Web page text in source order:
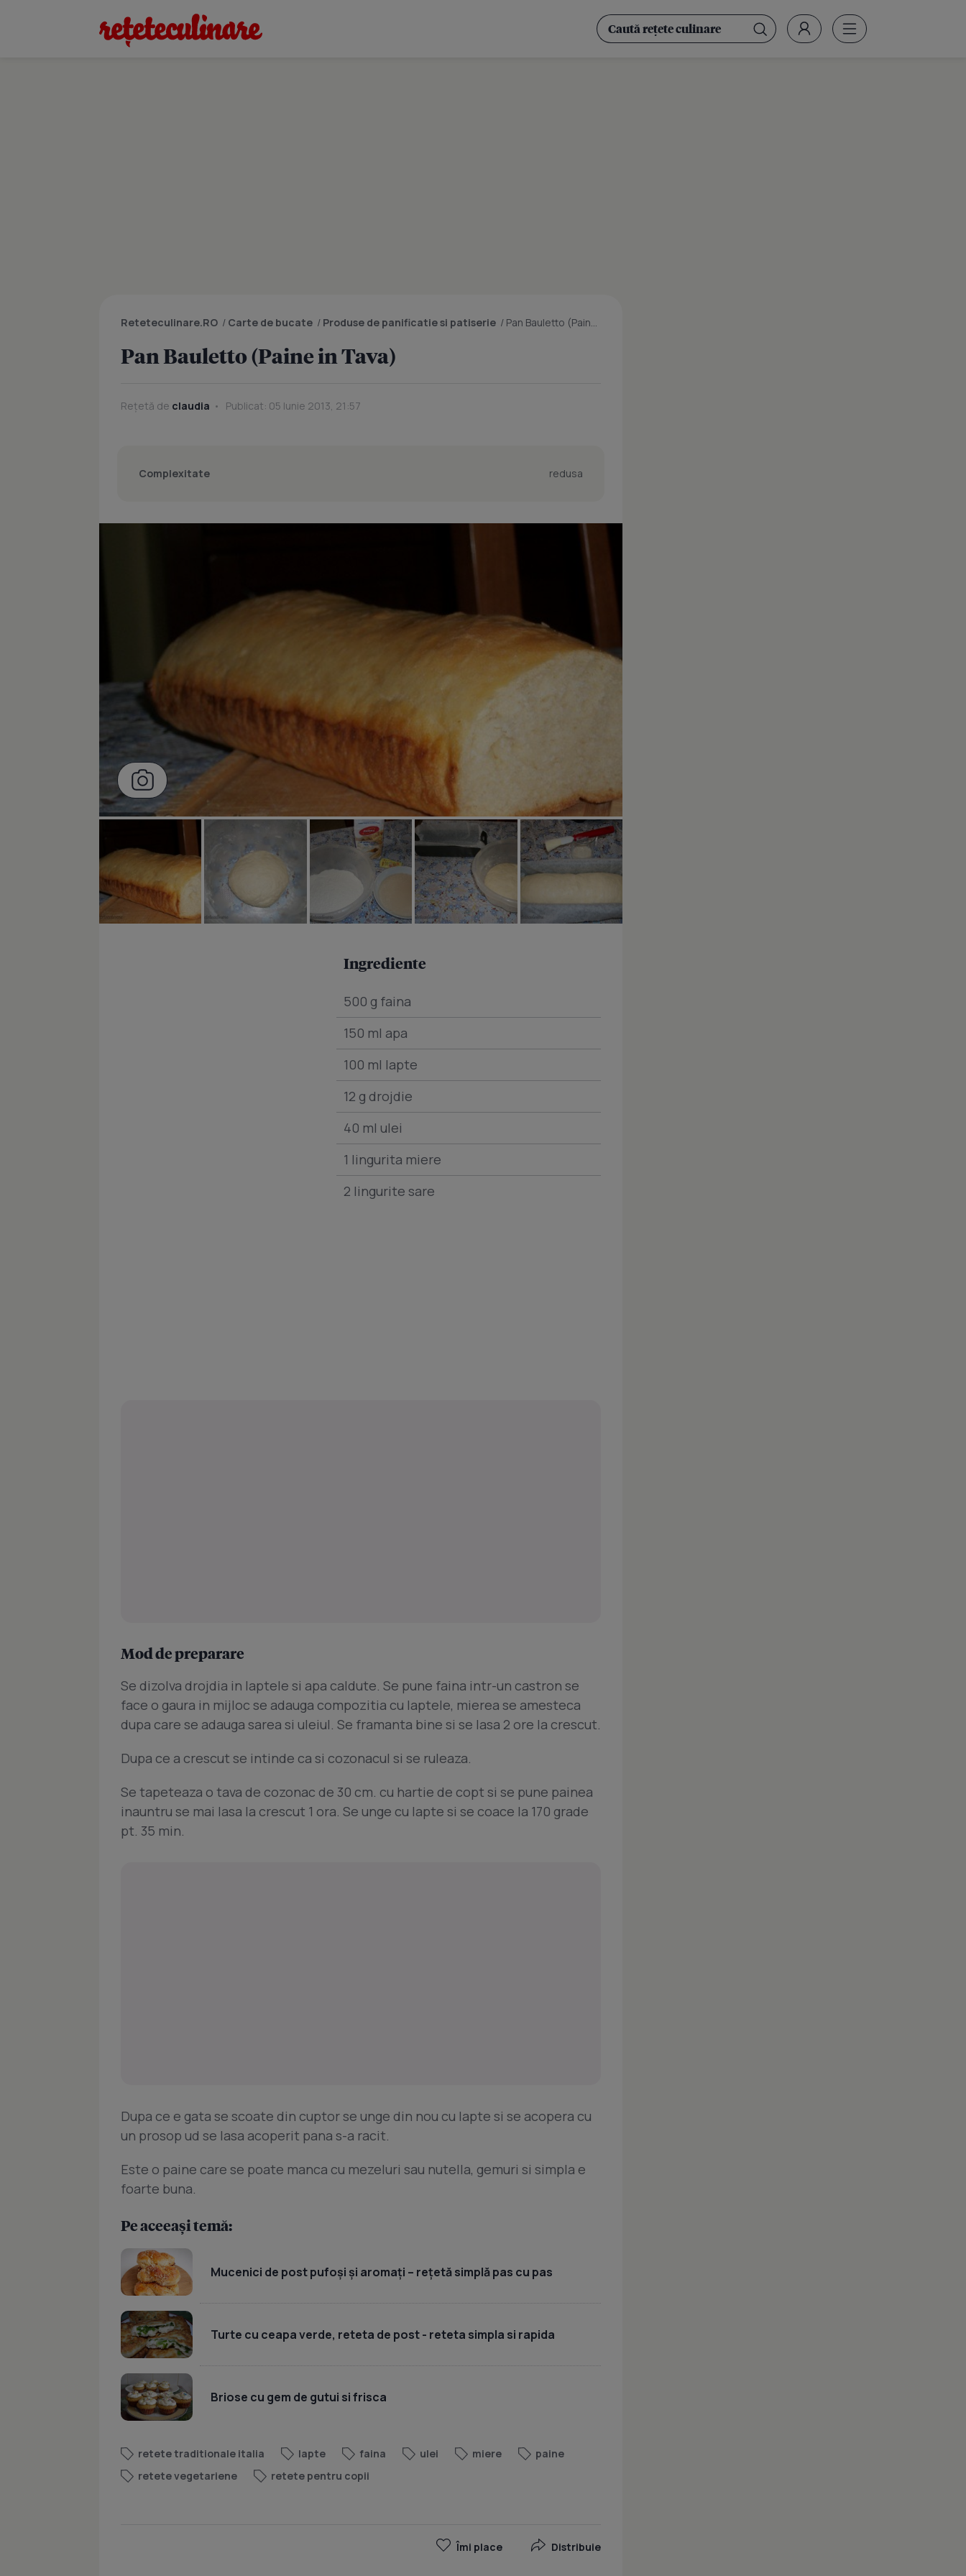
Reteteculinare.RO / Carte de bucate / Produse de panificatie si patiserie / Pan Bauletto (Paine in Tava)
Pan Bauletto (Paine in Tava)
Rețetă de claudia Publicat: 05 Iunie 2013, 21:57
Complexitate redusa
Ingrediente
500 g faina
150 ml apa
100 ml lapte
12 g drojdie
40 ml ulei
1 lingurita miere
2 lingurite sare
Mod de preparare
Se dizolva drojdia in laptele si apa caldute. Se pune faina intr-un castron se
face o gaura in mijloc se adauga compozitia cu laptele, mierea se amesteca
dupa care se adauga sarea si uleiul. Se framanta bine si se lasa 2 ore la crescut.
Dupa ce a crescut se intinde ca si cozonacul si se ruleaza.
Se tapeteaza o tava de cozonac de 30 cm. cu hartie de copt si se pune painea
inauntru se mai lasa la crescut 1 ora. Se unge cu lapte si se coace la 170 grade
pt. 35 min.
Dupa ce e gata se scoate din cuptor se unge din nou cu lapte si se acopera cu
un prosop ud se lasa acoperit pana s-a racit.
Este o paine care se poate manca cu mezeluri sau nutella, gemuri si simpla e
foarte buna.
Pe aceeași temă:
Mucenici de post pufoși și aromați – rețetă simplă pas cu pas
Turte cu ceapa verde, reteta de post - reteta simpla si rapida
Briose cu gem de gutui si frisca
retete traditionale italia lapte faina ulei miere
paine
retete vegetariene
retete pentru copii
Îmi place Distribuie